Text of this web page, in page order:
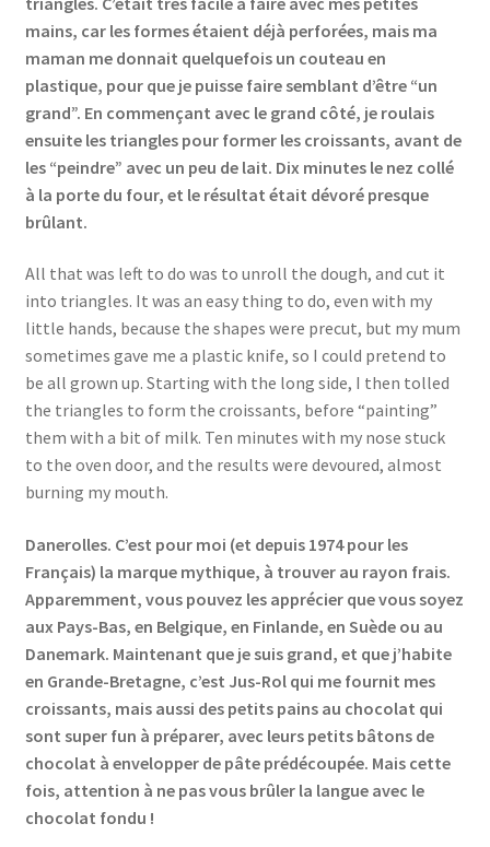
mains, car les formes étaient déjà perforées, mais ma
maman me donnait quelquefois un couteau en
plastique, pour que je puisse faire semblant d’être “un
grand”. En commençant avec le grand côté, je roulais
ensuite les triangles pour former les croissants, avant de
les “peindre” avec un peu de lait. Dix minutes le nez collé
à la porte du four, et le résultat était dévoré presque
brûlant.
All that was left to do was to unroll the dough, and cut it
into triangles. It was an easy thing to do, even with my
little hands, because the shapes were precut, but my mum
sometimes gave me a plastic knife, so I could pretend to
be all grown up. Starting with the long side, I then tolled
the triangles to form the croissants, before “painting”
them with a bit of milk. Ten minutes with my nose stuck
to the oven door, and the results were devoured, almost
burning my mouth.
Danerolles. C’est pour moi (et depuis 1974 pour les
Français) la marque mythique, à trouver au rayon frais.
Apparemment, vous pouvez les apprécier que vous soyez
aux Pays-Bas, en Belgique, en Finlande, en Suède ou au
Danemark. Maintenant que je suis grand, et que j’habite
en Grande-Bretagne, c’est Jus-Rol qui me fournit mes
croissants, mais aussi des petits pains au chocolat qui
sont super fun à préparer, avec leurs petits bâtons de
chocolat à envelopper de pâte prédécoupée. Mais cette
fois, attention à ne pas vous brûler la langue avec le
chocolat fondu !